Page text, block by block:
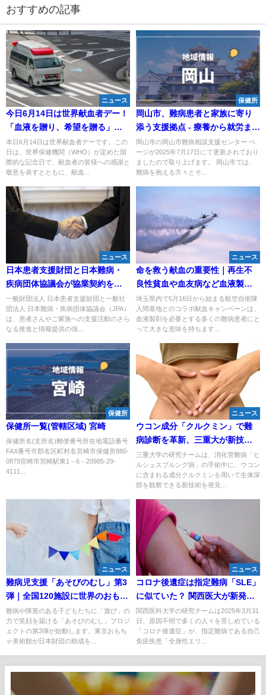
おすすめの記事
ニュース
今日6月14日は世界献血者デー！
「血液を贈り、希望を贈る」で
命を救う
本日6月14日は世界献血者デーです。この
日は、世界保健機関（WHO）が定めた国
際的な記念日で、献血者の皆様への感謝と
敬意を表すとともに、献血...
保健所
岡山市、難病患者と家族に寄り
添う支援拠点 - 療養から就労まで
気軽に相談できる「難病相談支
援センター」
岡山市の岡山市難病相談支援センター ペ
ージが2025年7月17日にて更新されており
ましたので取り上げます。 岡山市では、
難病を抱える方々とそ...
ニュース
日本患者支援財団と日本難病・
疾病団体協議会が協業契約を締
結
一般財団法人 日本患者支援財団と一般社
団法人 日本難病・疾病団体協議会（JPA）
は、患者さんやご家族への支援活動のさら
なる推進と情報提供の強...
ニュース
命を救う献血の重要性｜再生不
良性貧血や血友病など血液製剤
が必要な難病患者を支える献血
キャンペーン
埼玉県内で5月16日から始まる航空自衛隊
入間基地とのコラボ献血キャンペーンは、
血液製剤を必要とする多くの難病患者にと
って大きな意味を持ちます...
保健所
保健所一覧(管轄区域) 宮崎
保健所名(支所名)郵便番号所在地電話番号
FAX番号市郡名区町村名宮崎市保健所880-
0879宮崎市宮崎駅東1－6－20985-29-
4111...
ニュース
ウコン成分「クルクミン」で難
病診断を革新、三重大が新技術
を開発
三重大学の研究チームは、消化管難病「ヒ
ルシュスプルング病」の手術中に、ウコン
に含まれる成分クルクミンを用いて生体深
部を観察できる新技術を発見...
ニュース
難病児支援「あそびのむし」第3
弾｜全国120施設に世界のおもち
ゃ40点を無償配布・2026年春開
始
難病や障害のある子どもたちに「遊び」の
力で笑顔を届ける「あそびのむし」プロジ
ェクトの第3弾が始動します。東京おもち
ゃ美術館が日本財団の助成を...
ニュース
コロナ後遺症は指定難病「SLE」
に似ていた？ 関西医大が新発
見、既存薬での治療に道
関西医科大学の研究チームは2025年3月31
日、原因不明で多くの人々を苦しめている
「コロナ後遺症」が、指定難病である自己
免疫疾患「全身性エリ...